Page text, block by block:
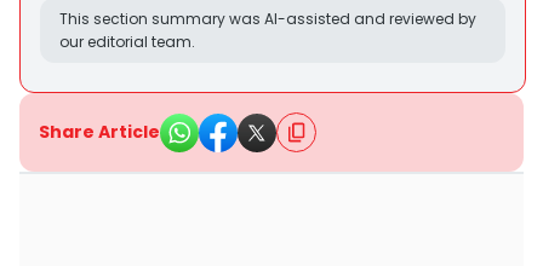
This section summary was AI-assisted and reviewed by
our editorial team.
Share Article